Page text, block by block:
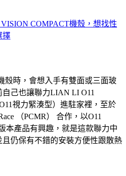
COMPACT機殼，想找性
擇
殼時，會想入手有雙面或三面玻
己也讓聯力LIAN LI O11
視力緊湊型）進駐家裡，至於
（PCMR） 合作，以O11
本產品有興趣，就是這款聯力中
仍保有不錯的安裝方便性跟散熱